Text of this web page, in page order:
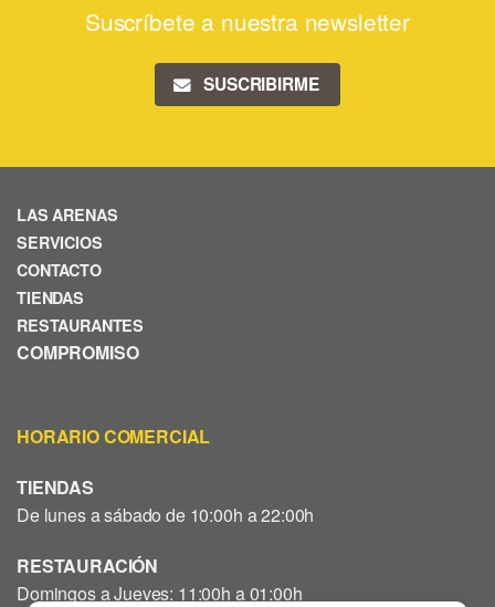
Suscríbete a nuestra newsletter
SUSCRIBIRME
LAS ARENAS
SERVICIOS
CONTACTO
TIENDAS
RESTAURANTES
COMPROMISO
HORARIO COMERCIAL
TIENDAS
De lunes a sábado de 10:00h a 22:00h
RESTAURACIÓN
Domingos a Jueves: 11:00h a 01:00h